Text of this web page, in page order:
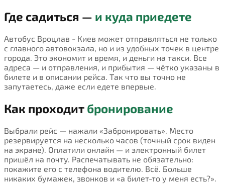
Где садиться — и куда приедете
Автобус Вроцлав - Киев может отправляться не только
с главного автовокзала, но и из удобных точек в центре
города. Это экономит и время, и деньги на такси. Все
адреса — и отправления, и прибытия — чётко указаны в
билете и в описании рейса. Так что вы точно не
запутаетесь, даже если едете впервые.
Как проходит бронирование
Выбрали рейс — нажали «Забронировать». Место
резервируется на несколько часов (точный срок виден
на экране). Оплатили онлайн — и электронный билет
пришёл на почту. Распечатывать не обязательно:
покажите его с телефона водителю. Всё. Больше
никаких бумажек, звонков и «а билет-то у меня есть?».